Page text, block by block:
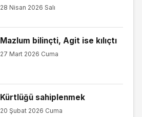
28 Nisan 2026 Salı
Mazlum bilinçti, Agit ise kılıçtı
27 Mart 2026 Cuma
Kürtlüğü sahiplenmek
20 Şubat 2026 Cuma